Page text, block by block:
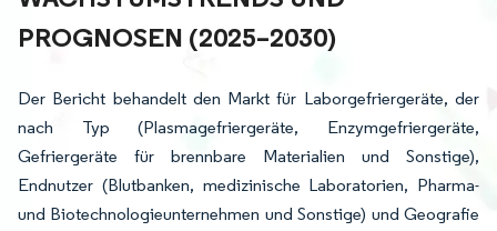
ROGNOSEN (2025–2030)
Der Bericht behandelt den Markt für Laborgefriergeräte, der
nach Typ (Plasmagefriergeräte, Enzymgefriergeräte,
Gefriergeräte für brennbare Materialien und Sonstige),
Endnutzer (Blutbanken, medizinische Laboratorien, Pharma-
und Biotechnologieunternehmen und Sonstige) und Geografie